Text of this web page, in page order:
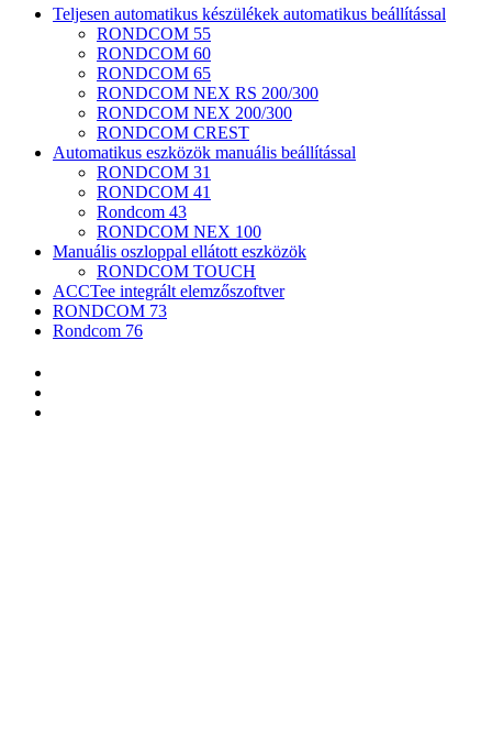
Teljesen automatikus készülékek automatikus beállítással
RONDCOM 55
RONDCOM 60
RONDCOM 65
RONDCOM NEX RS 200/300
RONDCOM NEX 200/300
RONDCOM CREST
Automatikus eszközök manuális beállítással
RONDCOM 31
RONDCOM 41
Rondcom 43
RONDCOM NEX 100
Manuális oszloppal ellátott eszközök
RONDCOM TOUCH
ACCTee integrált elemzőszoftver
RONDCOM 73
Rondcom 76